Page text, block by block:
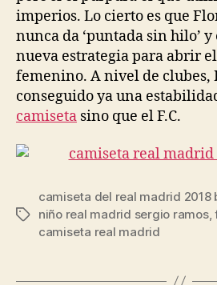
imperios. Lo cierto es que
nunca da ‘puntada sin hilo’
nueva estrategia para abrir
femenino. A nivel de clubes,
conseguido ya una
camiseta sino que el F.C.
Etiquetas
camiseta del real madrid 2018
niño real madrid sergio ramos,
camiseta real madrid